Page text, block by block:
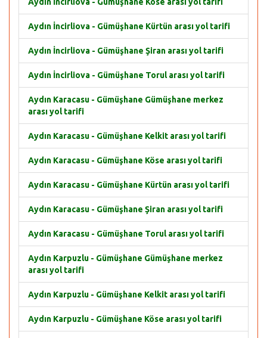
Aydın İncirliova - Gümüşhane Kürtün arası yol tarifi
Aydın İncirliova - Gümüşhane Şiran arası yol tarifi
Aydın İncirliova - Gümüşhane Torul arası yol tarifi
Aydın Karacasu - Gümüşhane Gümüşhane merkez
arası yol tarifi
Aydın Karacasu - Gümüşhane Kelkit arası yol tarifi
Aydın Karacasu - Gümüşhane Köse arası yol tarifi
Aydın Karacasu - Gümüşhane Kürtün arası yol tarifi
Aydın Karacasu - Gümüşhane Şiran arası yol tarifi
Aydın Karacasu - Gümüşhane Torul arası yol tarifi
Aydın Karpuzlu - Gümüşhane Gümüşhane merkez
arası yol tarifi
Aydın Karpuzlu - Gümüşhane Kelkit arası yol tarifi
Aydın Karpuzlu - Gümüşhane Köse arası yol tarifi